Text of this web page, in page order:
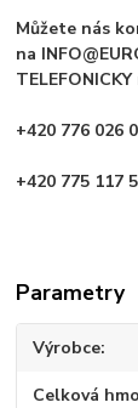
Můžete nás
na
+420 776 026
+420 775 117
Parametry
Výrobce
Celková